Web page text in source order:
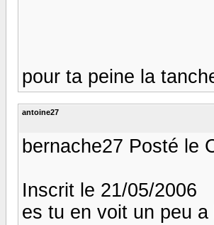
pour ta peine la
antoine27
bernache27 Posté le
Inscrit le 21/05/2006
es tu en voit un peu a